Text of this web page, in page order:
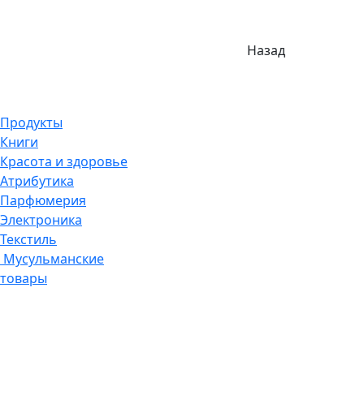
Назад
Продукты
Книги
Красота и здоровье
Атрибутика
Парфюмерия
Электроника
Текстиль
Мусульманские
товары